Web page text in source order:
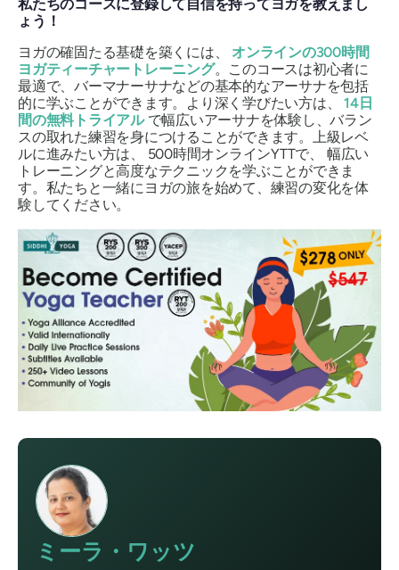
私たちのコースに登録して自信を持ってヨガを教えまし
ょう！
ヨガの確固たる基礎を築くには、 オンラインの300時間
ヨガティーチャートレーニング。このコースは初心者に
最適で、バーマナーサナなどの基本的なアーサナを包括
的に学ぶことができます。より深く学びたい方は、14日
間の無料トライアルで幅広いアーサナを体験し、バラン
スの取れた練習を身につけることができます。上級レベ
ルに進みたい方は、 500時間オンラインYTTで、
幅広い
トレーニングと高度なテクニックを学ぶことができま
す。私たちと一緒にヨガの旅を始めて、練習の変化を体
験してください。
ミーラ・ワッツ